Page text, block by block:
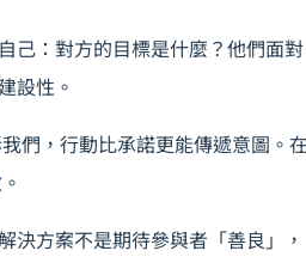
己：對方的目標是什麼？他們面對
設性。
，行動比承諾更能傳遞意圖。在
方案不是期待參與者「善良」，